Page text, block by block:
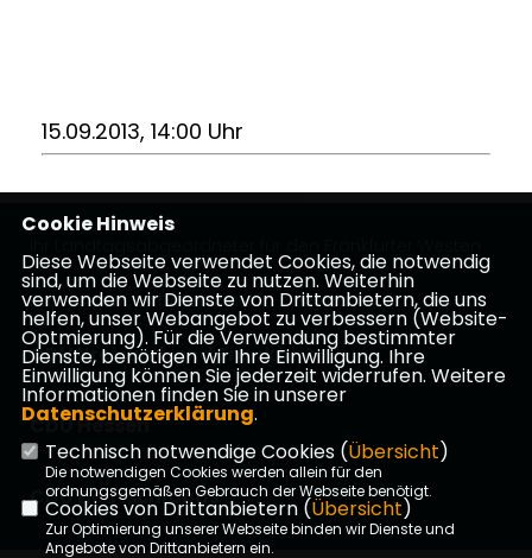
15.09.2013, 14:00 Uhr
Impressum Datenschutz Kontakt
CDU Kreisverband Frankfurt
CDU Hessen
CDU Deutschlands
Cookie Hinweis
Diese Webseite verwendet Cookies, die notwendig
sind, um die Webseite zu nutzen. Weiterhin
verwenden wir Dienste von Drittanbietern, die uns
helfen, unser Webangebot zu verbessern (Website-
Optmierung). Für die Verwendung bestimmter
Dienste, benötigen wir Ihre Einwilligung. Ihre
Einwilligung können Sie jederzeit widerrufen. Weitere
Informationen finden Sie in unserer
Datenschutzerklärung.
Technisch notwendige Cookies (Übersicht)
Die notwendigen Cookies werden allein für den
ordnungsgemäßen Gebrauch der Webseite benötigt.
Cookies von Drittanbietern (Übersicht)
Zur Optimierung unserer Webseite binden wir Dienste und
Angebote von Drittanbietern ein.